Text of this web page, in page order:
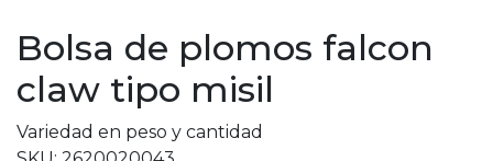
Bolsa de plomos falcon
claw tipo misil
Variedad en peso y cantidad